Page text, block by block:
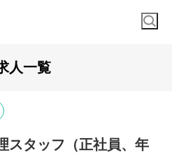
人一覧
スタッフ（正社員、年